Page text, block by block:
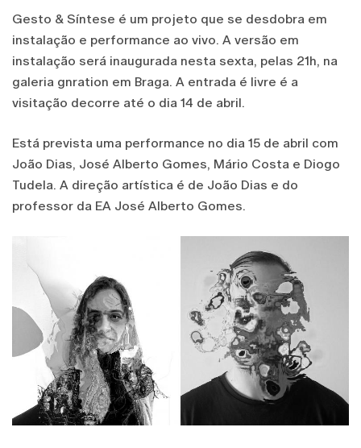
Gesto & Síntese é um projeto que se desdobra em
instalação e performance ao vivo. A versão em
instalação será inaugurada nesta sexta, pelas 21h, na
galeria gnration em Braga. A entrada é livre é a
visitação decorre até o dia 14 de abril.
Está prevista uma performance no dia 15 de abril com
João Dias, José Alberto Gomes, Mário Costa e Diogo
Tudela. A direção artística é de João Dias e do
professor da EA José Alberto Gomes.